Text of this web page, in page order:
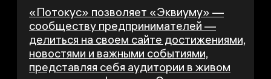
«Потокус» позволяет «Эквиуму» —
сообществу предпринимателей —
делиться на своем сайте достижениями,
новостями и важными событиями,
представляя себя аудитории в живом